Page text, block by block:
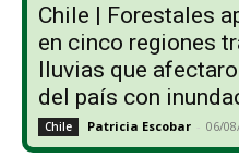
Chile | Forestales
en cinco regiones
lluvias que
del país con
Chile Patricia Escobar - 06/